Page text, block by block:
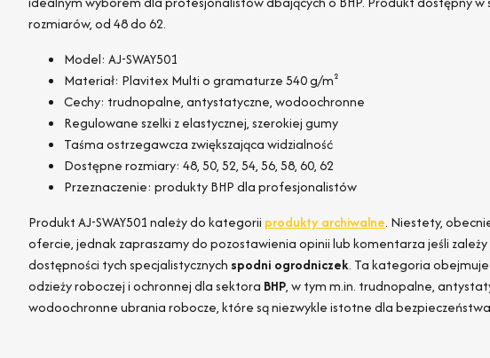
rozmiarów, od 48 do 62.
Model: AJ-SWAY501
Materiał: Plavitex Multi o gramaturze 540 g/m²
Cechy: trudnopalne, antystatyczne, wodoochronne
Regulowane szelki z elastycznej, szerokiej gumy
Taśma ostrzegawcza zwiększająca widzialność
Dostępne rozmiary: 48, 50, 52, 54, 56, 58, 60, 62
Przeznaczenie: produkty BHP dla profesjonalistów
Produkt AJ-SWAY501 należy do kategorii produkty archiwalne. Niestety,
ofercie, jednak zapraszamy do pozostawienia opinii lub komentarza jeśli zależy
dostępności tych specjalistycznych spodni ogrodniczek. Ta kategoria
odzieży roboczej i ochronnej dla sektora BHP, w tym m.in. trudnopalne,
wodoochronne ubrania robocze, które są niezwykle istotne dla